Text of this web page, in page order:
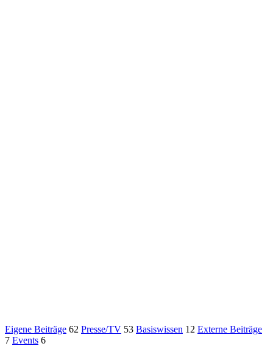
Eigene Beiträge 62 Presse/TV 53 Basiswissen 12 Externe Beiträge
7 Events 6